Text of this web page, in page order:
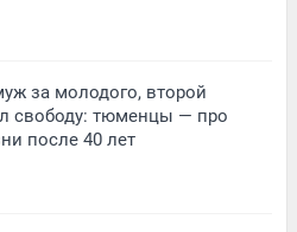
за молодого, второй
свободу: тюменцы — про
после 40 лет